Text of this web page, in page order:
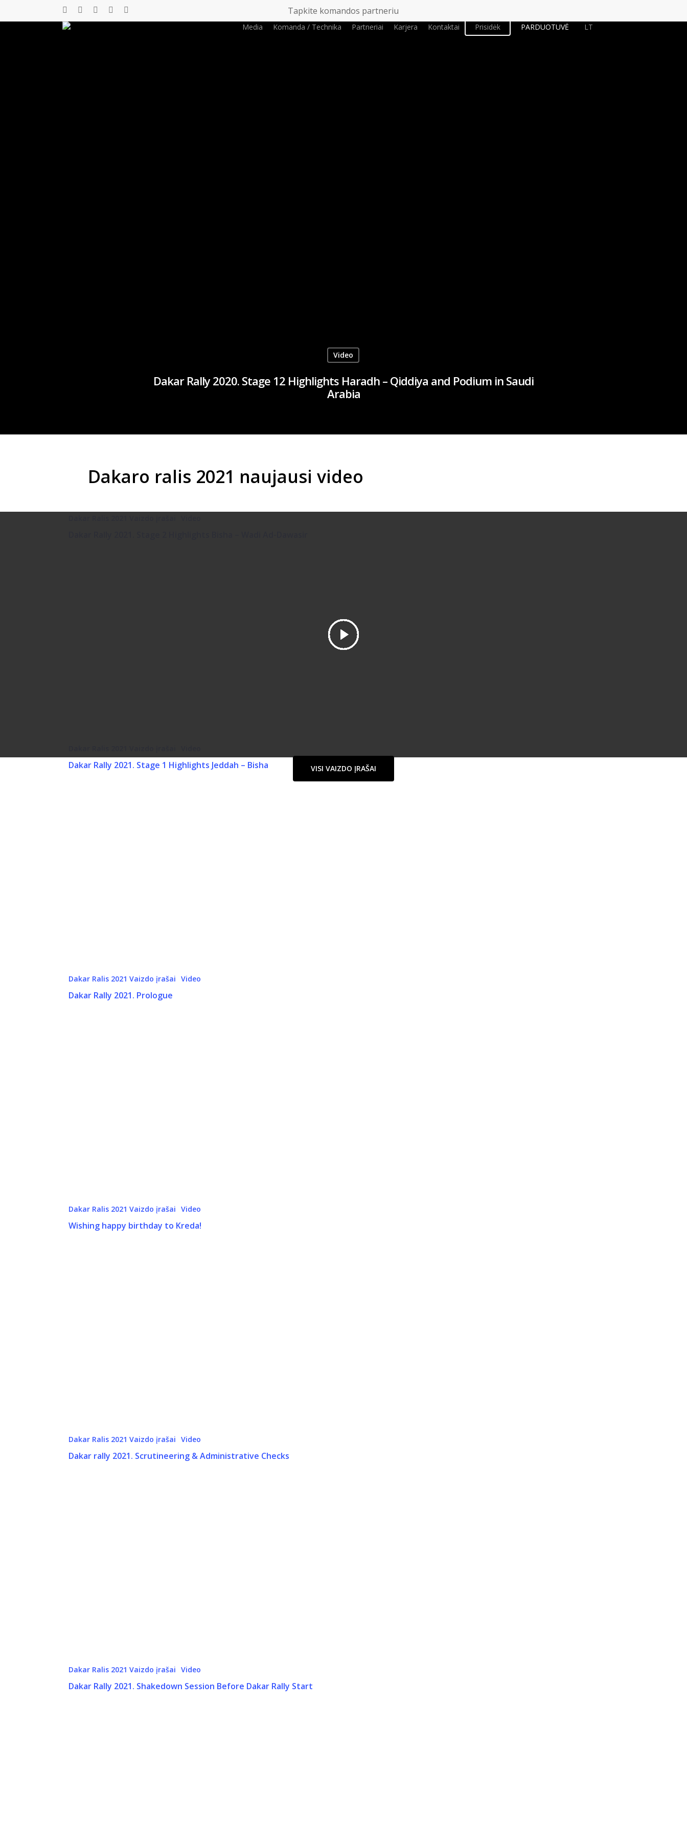
Tapkite komandos partneriu
Media Komanda / Technika Partneriai Karjera Kontaktai Prisidėk PARDUOTUVĖ LT
Video
Dakar Rally 2020. Stage 12 Highlights Haradh – Qiddiya and Podium in Saudi
Arabia
Dakaro ralis 2021 naujausi video
Dakar Rally 2021. Stage 1 Highlights Jeddah – Bisha
Dakar Ralis 2021 Vaizdo įrašai Video
Dakar Rally 2021. Prologue
Dakar Ralis 2021 Vaizdo įrašai Video
Wishing happy birthday to Kreda!
Dakar Ralis 2021 Vaizdo įrašai Video
Dakar rally 2021. Scrutineering & Administrative Checks
Dakar Ralis 2021 Vaizdo įrašai Video
Dakar Rally 2021. Shakedown Session Before Dakar Rally Start
VISI VAIZDO ĮRAŠAI